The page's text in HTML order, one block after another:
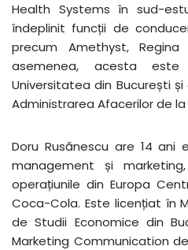
Health Systems în sud-
îndeplinit funcții de
precum Amethyst,
asemenea, acesta
Universitatea din București
Administrarea Afacerilor de
Doru Rusănescu are 14 ani
management și
operațiunile din Europa
Coca-Cola. Este licențiat în
de Studii Economice din
Marketing Communication